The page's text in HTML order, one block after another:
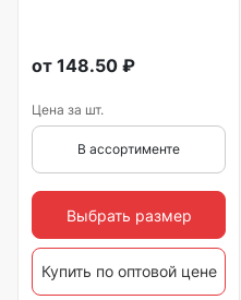
от 148.50 ₽
Цена за шт.
В ассортименте
Выбрать размер
Купить по оптовой цене